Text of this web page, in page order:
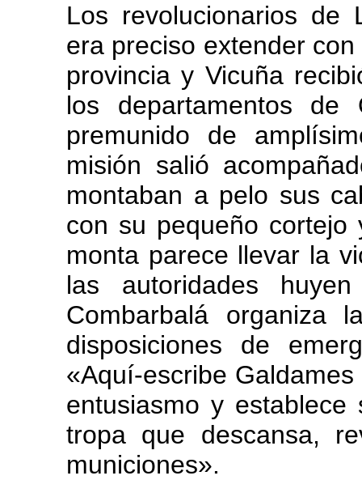
Los revolucionarios de
era preciso extender
provincia y Vicuña
los departamentos de
premunido de
misión salió
montaban a pelo sus
con su pequeño
monta parece llevar la
las autoridades
Combarbalá organiza
disposiciones de
«Aquí-escribe Galdames
entusiasmo y
tropa que descansa,
municiones».